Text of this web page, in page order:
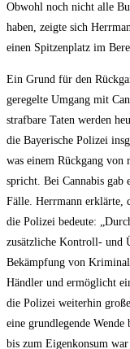
Obwohl noch nicht alle
haben, zeig­te sich
einen Spit­zen­platz im
Ein Grund für den
gere­gel­te Umgang mit
straf­ba­re Taten wer­den
die Baye­ri­sche Poli­zei
was einem Rück­gang
spricht. Bei Can­na­bis gab
Fäl­le. Herr­mann erklär­te,
die Poli­zei bedeu­te:
zusätz­li­che Kon­troll- und
Bekämp­fung von
Händ­ler und ermög­licht
die Poli­zei wei­ter­hin
eine grund­le­gen­de
bis zum Eigen­kon­sum